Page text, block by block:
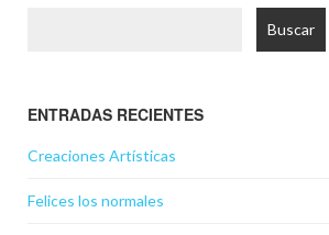
ENTRADAS RECIENTES
Creaciones Artísticas
Felices los normales